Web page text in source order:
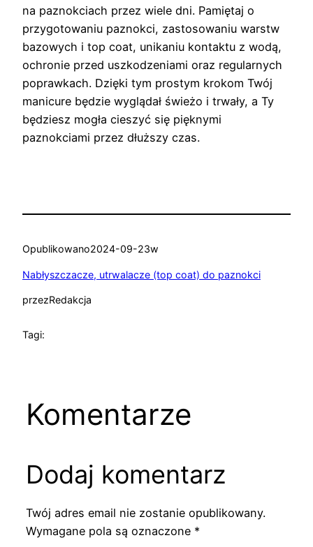
na paznokciach przez wiele dni. Pamiętaj o
przygotowaniu paznokci, zastosowaniu warstw
bazowych i top coat, unikaniu kontaktu z wodą,
ochronie przed uszkodzeniami oraz regularnych
poprawkach. Dzięki tym prostym krokom Twój
manicure będzie wyglądał świeżo i trwały, a Ty
będziesz mogła cieszyć się pięknymi
paznokciami przez dłuższy czas.
Opublikowano2024-09-23w
Nabłyszczacze, utrwalacze (top coat) do paznokci
przezRedakcja
Tagi:
Komentarze
Dodaj komentarz
Twój adres email nie zostanie opublikowany.
Wymagane pola są oznaczone *